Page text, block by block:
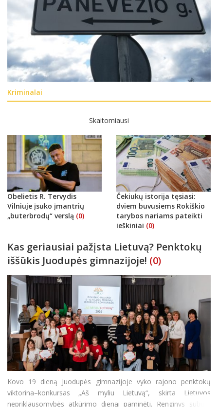
Kriminalai
Skaitomiausi
Obelietis R. Tervydis
Vilniuje įsuko įmantrių
„buterbrodų“ verslą (0)
Čekiukų istorija tęsiasi:
dviem buvusiems Rokiškio
tarybos nariams pateikti
ieškiniai (0)
Kas geriausiai pažįsta Lietuvą? Penktokų
iššūkis Juodupės gimnazijoje! (0)
Kovo 19 dieną Juodupės gimnazijoje vyko rajono penktokų
viktorina–konkursas „Aš myliu Lietuvą“, skirta Lietuvos
nepriklausomybės atkūrimo dienai paminėti. Renginys subūrė